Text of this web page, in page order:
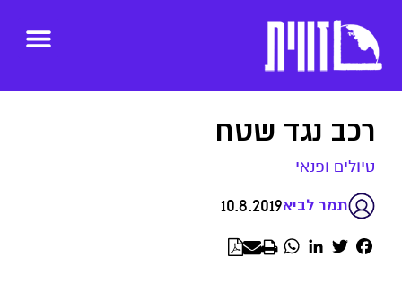
רכב נגד שטח
טיולים ופנאי
תמר לביא10.8.2019
Facebook
Twitter
LinkedIn
WhatsApp